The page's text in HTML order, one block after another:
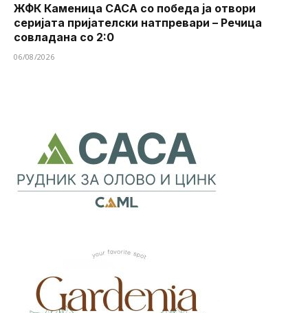
ЖФК Каменица САСА со победа ја отвори
серијата пријателски натпревари – Речица
совладана со 2:0
06/08/2026